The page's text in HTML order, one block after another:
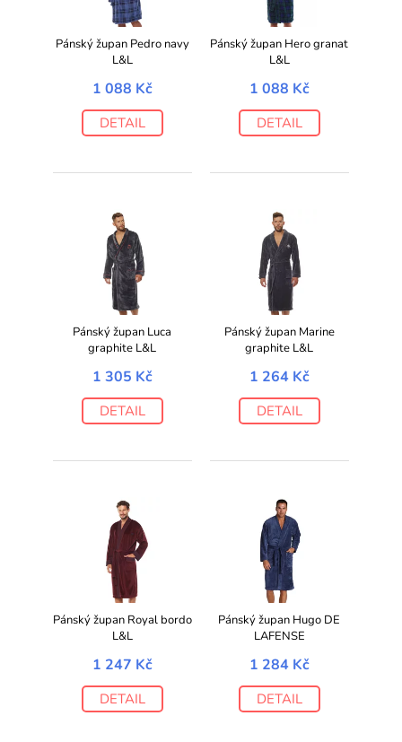
Pánský župan Pedro navy
L&L
1 088 Kč
DETAIL
Pánský župan Hero granat
L&L
1 088 Kč
DETAIL
Pánský župan Luca
graphite L&L
1 305 Kč
DETAIL
Pánský župan Marine
graphite L&L
1 264 Kč
DETAIL
Pánský župan Royal bordo
L&L
1 247 Kč
DETAIL
Pánský župan Hugo DE
LAFENSE
1 284 Kč
DETAIL